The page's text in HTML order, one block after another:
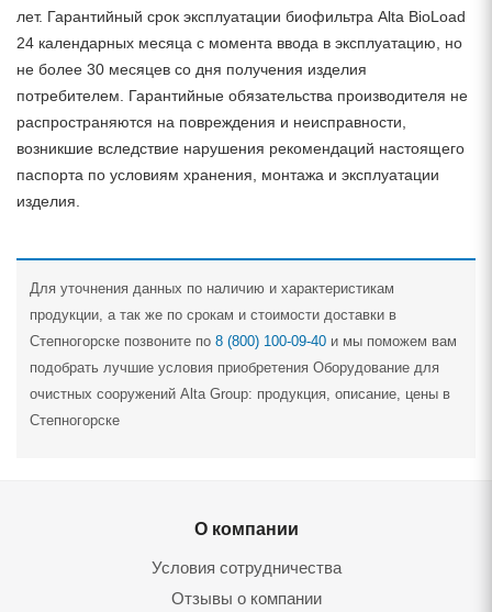
лет. Гарантийный срок эксплуатации биофильтра Alta BioLoad
24 календарных месяца с момента ввода в эксплуатацию, но
не более 30 месяцев со дня получения изделия
потребителем. Гарантийные обязательства производителя не
распространяются на повреждения и неисправности,
возникшие вследствие нарушения рекомендаций настоящего
паспорта по условиям хранения, монтажа и эксплуатации
изделия.
Для уточнения данных по наличию и характеристикам
продукции, а так же по срокам и стоимости доставки в
Степногорске позвоните по 8 (800) 100-09-40 и мы поможем вам
подобрать лучшие условия приобретения Оборудование для
очистных сооружений Alta Group: продукция, описание, цены в
Степногорске
О компании
Условия сотрудничества
Отзывы о компании